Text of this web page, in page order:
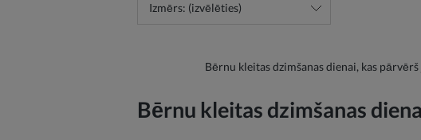
Izmērs: (izvēlēties)
Bērnu kleitas dzimšanas dienai, kas
Bērnu kleitas dzimšanas